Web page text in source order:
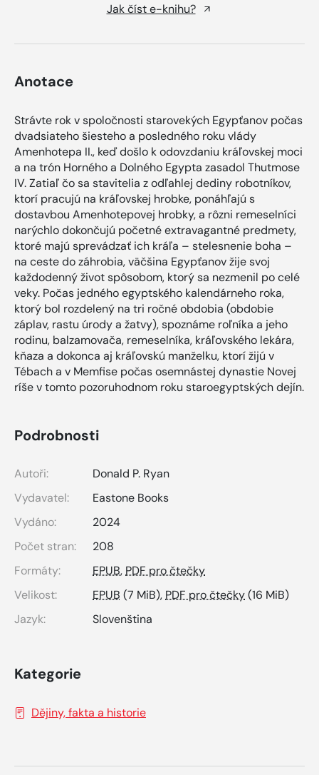
Jak číst e-knihu?
Anotace
Strávte rok v spoločnosti starovekých Egypťanov počas
dvadsiateho šiesteho a posledného roku vlády
Amenhotepa II., keď došlo k odovzdaniu kráľovskej moci
a na trón Horného a Dolného Egypta zasadol Thutmose
IV. Zatiaľ čo sa stavitelia z odľahlej dediny robotníkov,
ktorí pracujú na kráľovskej hrobke, ponáhľajú s
dostavbou Amenhotepovej hrobky, a rôzni remeselníci
narýchlo dokončujú početné extravagantné predmety,
ktoré majú sprevádzať ich kráľa – stelesnenie boha –
na ceste do záhrobia, väčšina Egypťanov žije svoj
každodenný život spôsobom, ktorý sa nezmenil po celé
veky. Počas jedného egyptského kalendárneho roka,
ktorý bol rozdelený na tri ročné obdobia (obdobie
záplav, rastu úrody a žatvy), spoznáme roľníka a jeho
rodinu, balzamovača, remeselníka, kráľovského lekára,
kňaza a dokonca aj kráľovskú manželku, ktorí žijú v
Tébach a v Memfise počas osemnástej dynastie Novej
ríše v tomto pozoruhodnom roku staroegyptských dejín.
Podrobnosti
Autoři:
Donald P. Ryan
Vydavatel:
Eastone Books
Vydáno:
2024
Počet stran:
208
Formáty:
EPUB, PDF pro čtečky
Velikost:
EPUB (7 MiB), PDF pro čtečky(16 MiB)
Jazyk:
Slovenština
Kategorie
Dějiny, fakta a historie